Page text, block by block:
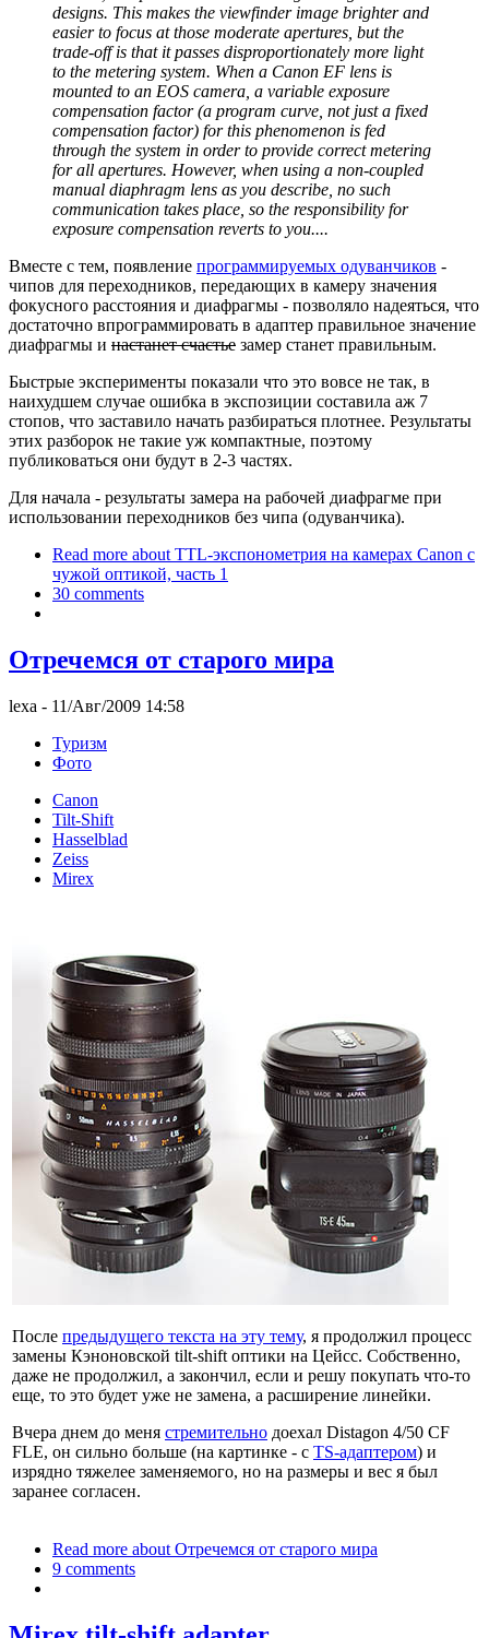
designs. This makes the viewfinder image brighter and
easier to focus at those moderate apertures, but the
trade-off is that it passes disproportionately more light
to the metering system. When a Canon EF lens is
mounted to an EOS camera, a variable exposure
compensation factor (a program curve, not just a fixed
compensation factor) for this phenomenon is fed
through the system in order to provide correct metering
for all apertures. However, when using a non-coupled
manual diaphragm lens as you describe, no such
communication takes place, so the responsibility for
exposure compensation reverts to you....
Вместе с тем, появление программируемых одуванчиков -
чипов для переходников, передающих в камеру значения
фокусного расстояния и диафрагмы - позволяло надеяться, что
достаточно впрограммировать в адаптер правильное значение
диафрагмы и настанет счастье замер станет правильным.
Быстрые эксперименты показали что это вовсе не так, в
наихудшем случае ошибка в экспозиции составила аж 7
стопов, что заставило начать разбираться плотнее. Результаты
этих разборок не такие уж компактные, поэтому
публиковаться они будут в 2-3 частях.
Для начала - результаты замера на рабочей диафрагме при
использовании переходников без чипа (одуванчика).
Read more about TTL-экспонометрия на камерах Canon с
чужой оптикой, часть 1
30 comments
Отречемся от старого мира
lexa - 11/Авг/2009 14:58
Туризм
Фото
Canon
Tilt-Shift
Hasselblad
Zeiss
Mirex
После предыдущего текста на эту тему, я продолжил процесс
замены Кэноновской tilt-shift оптики на Цейсс. Собственно,
даже не продолжил, а закончил, если и решу покупать что-то
еще, то это будет уже не замена, а расширение линейки.
Вчера днем до меня стремительно доехал Distagon 4/50 CF
FLE, он сильно больше (на картинке - с TS-адаптером) и
изрядно тяжелее заменяемого, но на размеры и вес я был
заранее согласен.
Read more about Отречемся от старого мира
9 comments